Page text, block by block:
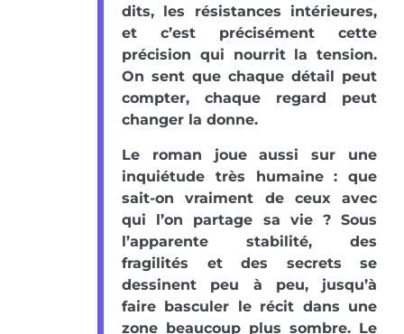
dits, les résistances intérieures,
et c’est précisément cette
précision qui nourrit la tension.
On sent que chaque détail peut
compter, chaque regard peut
changer la donne.
Le roman joue aussi sur une
inquiétude très humaine : que
sait-on vraiment de ceux avec
qui l’on partage sa vie ? Sous
l’apparente stabilité, des
fragilités et des secrets se
dessinent peu à peu, jusqu’à
faire basculer le récit dans une
zone beaucoup plus sombre. Le